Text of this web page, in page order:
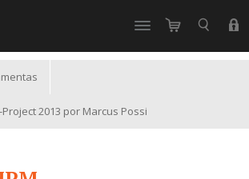
2013 por Marcus Possi